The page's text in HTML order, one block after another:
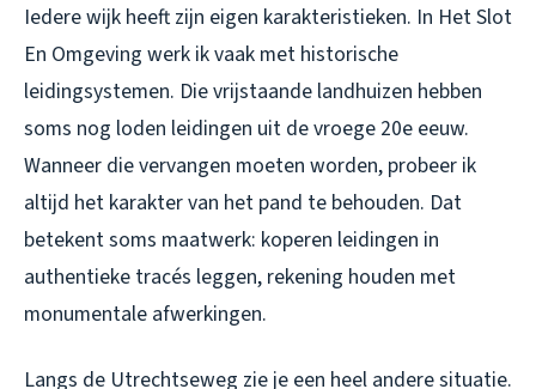
Iedere wijk heeft zijn eigen karakteristieken. In Het Slot
En Omgeving werk ik vaak met historische
leidingsystemen. Die vrijstaande landhuizen hebben
soms nog loden leidingen uit de vroege 20e eeuw.
Wanneer die vervangen moeten worden, probeer ik
altijd het karakter van het pand te behouden. Dat
betekent soms maatwerk: koperen leidingen in
authentieke tracés leggen, rekening houden met
monumentale afwerkingen.
Langs de Utrechtseweg zie je een heel andere situatie.